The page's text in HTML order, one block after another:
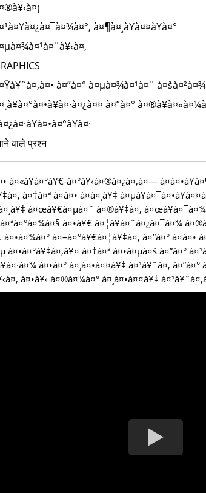
à¤¶à¤¸à¥à¤¤à¥à¤°
à¤”à¤° à¤µà¤¾à¤¹à¤¨
à¤”à¤°
वाले प्रश्न
à¤«à¥à¤°à¥€-à¤°à¥‹à¤®à¤¿à¤‚à¤—
à¤†à¤ª à¤à¤• à¤à¤¸à¥‡
à¤œà¥€à¤µà¤¨ à¤®à¥‡à¤‚
à¤•à¥€ à¤¦à¥à¤¨à¤¿à¤¯à¤¾
à¤•à¤¾à¤° à¤–à¤°à¥€à¤¦à¥‡à¤‚ à¤”à¤° à¤à¤•
à¤•à¤°à¥‡à¤‚à¥¤ à¤†à¤ª à¤•à¤µà¤š à¤”à¤°
à¤•à¤° à¤¸à¤•à¤¤à¥‡ à¤¹à¥ˆà¤‚
à¤•à¥‹ à¤®à¤¾à¤° à¤¸à¤•à¤¤à¥‡